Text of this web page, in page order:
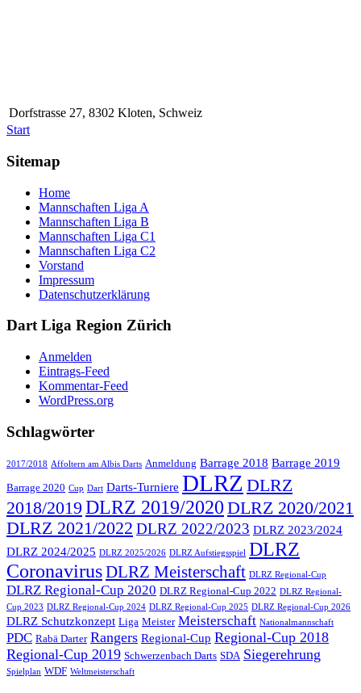
Dorfstrasse 27, 8302 Kloten, Schweiz
Start
Sitemap
Home
Mannschaften Liga A
Mannschaften Liga B
Mannschaften Liga C1
Mannschaften Liga C2
Vorstand
Impressum
Datenschutzerklärung
Dart Liga Region Zürich
Anmelden
Eintrags-Feed
Kommentar-Feed
WordPress.org
Schlagwörter
2017/2018 Affoltern am Albis Darts Anmeldung Barrage 2018 Barrage 2019
Barrage 2020 Cup Dart Darts-Turniere DLRZ DLRZ
2018/2019 DLRZ 2019/2020 DLRZ 2020/2021
DLRZ 2021/2022 DLRZ 2022/2023 DLRZ 2023/2024
DLRZ 2024/2025 DLRZ 2025/2026 DLRZ Aufstiegsspiel DLRZ
CoronavirusDLRZ Meisterschaft DLRZ Regional-Cup
DLRZ Regional-Cup 2020 DLRZ Regional-Cup 2022 DLRZ Regional-
Cup 2023 DLRZ Regional-Cup 2024 DLRZ Regional-Cup 2025 DLRZ Regional-Cup 2026
DLRZ Schutzkonzept Liga Meister Meisterschaft Nationalmannschaft
PDC Rabä Darter Rangers Regional-Cup Regional-Cup 2018
Regional-Cup 2019 Schwerzenbach Darts SDA Siegerehrung
Spielplan WDF Weltmeisterschaft